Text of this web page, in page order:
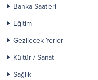
Banka Saatleri
Eğitim
Gezilecek Yerler
Kültür / Sanat
Sağlık